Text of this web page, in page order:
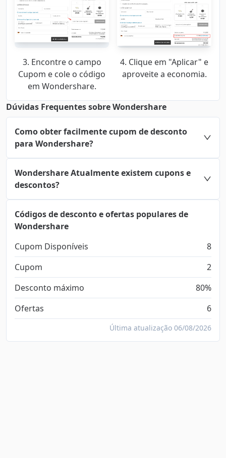
3. Encontre o campo
Cupom e cole o código
em Wondershare.
4. Clique em "Aplicar" e
aproveite a economia.
Dúvidas Frequentes sobre Wondershare
Como obter facilmente cupom de desconto
para Wondershare?
Wondershare Atualmente existem cupons e
descontos?
Códigos de desconto e ofertas populares de
Wondershare
Cupom Disponíveis
8
Cupom
2
Desconto máximo
80%
Ofertas
6
Última atualização 06/08/2026